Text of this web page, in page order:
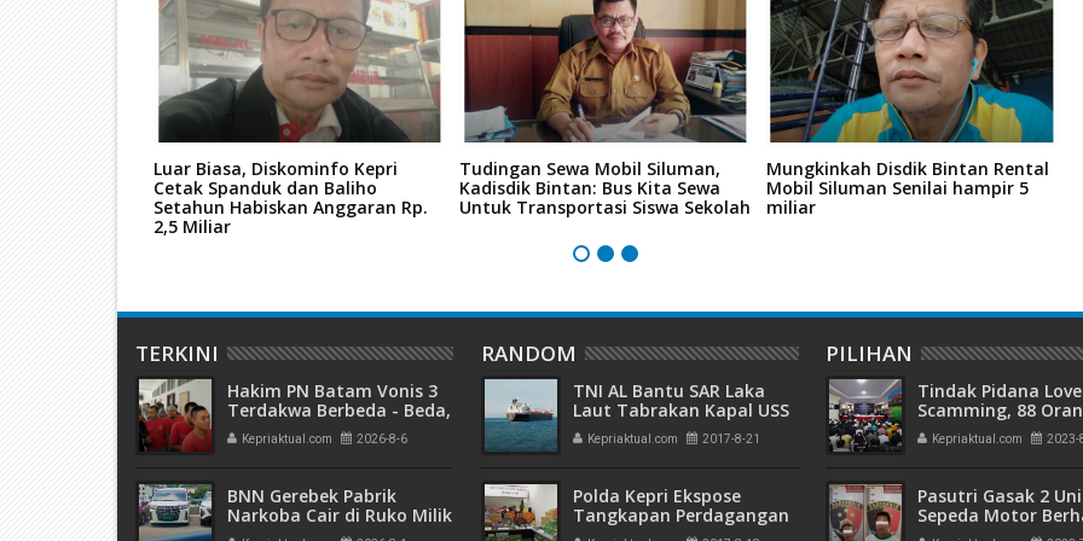
Luar Biasa, Diskominfo Kepri
Cetak Spanduk dan Baliho
Setahun Habiskan Anggaran Rp.
2,5 Miliar
Tudingan Sewa Mobil Siluman,
Kadisdik Bintan: Bus Kita Sewa
Untuk Transportasi Siswa Sekolah
Mungkinkah Disdik Bintan Rental
Mobil Siluman Senilai hampir 5
miliar
TERKINI
Hakim PN Batam Vonis 3
Terdakwa Berbeda - Beda,
Fahrurazi Muazamsyah 8
Bulan, Azzah Azzurah dan
Bulan
Kepriaktual.com 2026-8-6
BNN Gerebek Pabrik
Narkoba Cair di Ruko Milik
AHr, Alphard Disita
RANDOM
TNI AL Bantu SAR Laka
Laut Tabrakan Kapal USS
JOHN S MCCIN (DDG) 56
dan MV Alnic MC
Kepriaktual.com 2017-8-21
Polda Kepri Ekspose
Tangkapan Perdagangan
Obat dan Jamu Tanpa Izin
PILIHAN
Tindak Pidana Love
Scamming, 88
Pelaku Ditangkap
Kepri dan Polisi
Kepriaktual.com 2023-
Pasutri Gasak 2
Sepeda Motor
Ringkus Polisi